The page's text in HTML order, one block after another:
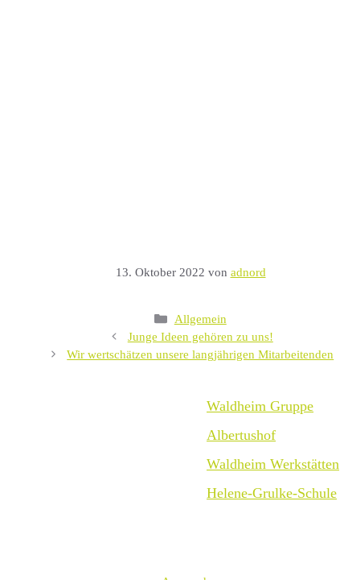
13. Oktober 2022 von adnord
Kategorien
Allgemein
Junge Ideen gehören zu uns!
Wir wertschätzen unsere langjährigen Mitarbeitenden
Waldheim Gruppe
Albertushof
Waldheim Werkstätten
Helene-Grulke-Schule